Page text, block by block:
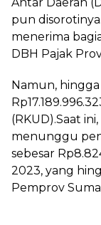
pun
menerima
DBH Pajak
Namun,
(RKUD).Saat
menunggu
sebesar
2023, yang
Pemprov